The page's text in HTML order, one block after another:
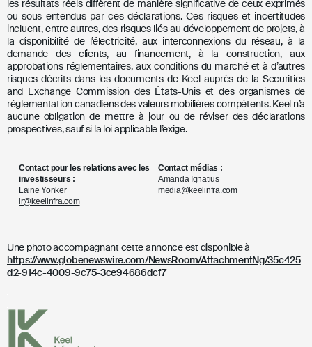
les résultats réels diffèrent de manière significative de ceux exprimés
ou sous-entendus par ces déclarations. Ces risques et incertitudes
incluent, entre autres, des risques liés au développement de projets, à
la disponibilité de l’électricité, aux interconnexions du réseau, à la
demande des clients, au financement, à la construction, aux
approbations réglementaires, aux conditions du marché et à d’autres
risques décrits dans les documents de Keel auprès de la Securities
and Exchange Commission des États-Unis et des organismes de
réglementation canadiens des valeurs mobilières compétents. Keel n’a
aucune obligation de mettre à jour ou de réviser des déclarations
prospectives, sauf si la loi applicable l’exige.
Contact pour les relations avec les
investisseurs :
Laine Yonker
ir@keelinfra.com
Contact médias :
Amanda Ignatius
media@keelinfra.com
Une photo accompagnant cette annonce est disponible à
https://www.globenewswire.com/NewsRoom/AttachmentNg/35c425
d2-914c-4009-9c75-3ce94686dcf7